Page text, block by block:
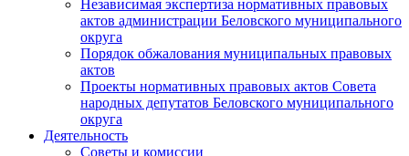
Независимая экспертиза нормативных правовых
актов администрации Беловского муниципального
округа
Порядок обжалования муниципальных правовых
актов
Проекты нормативных правовых актов Совета
народных депутатов Беловского муниципального
округа
Деятельность
Советы и комиссии